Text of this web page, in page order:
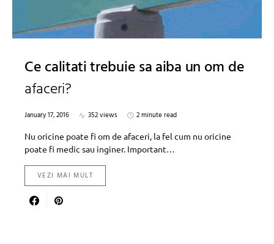
Ce calitati trebuie sa aiba un om de
afaceri?
January 17, 2016 352 views
2 minute read
Nu oricine poate fi om de afaceri, la fel cum nu oricine
poate fi medic sau inginer. Important…
VEZI MAI MULT